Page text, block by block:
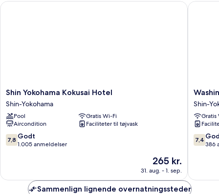
Shin
Yokohama
Kokusai
Hotel
Shin-
Yokohama
Shin Yokohama Kokusai Hotel
Shin-Yokohama
Pool
Gratis Wi-Fi
Aircondition
Faciliteter til tøjvask
7.8
ud
1.005
anmeldelser
7,8 Godt
1.005 anmeldelser
Prisen
265 kr.
265 kr.
31. aug. - 1. sep.
Shin Yokohama Kokusai Hotel
R&B
Hotel
Shin-
Ekimae
Shin-
Shin-
Gratis
7.4
ud
386
7,4
386
Sammenlign lignende overnatningssteder